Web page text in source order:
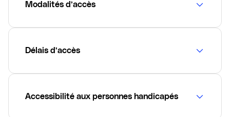
Modalités d’accès
Délais d’accès
Accessibilité aux personnes handicapés